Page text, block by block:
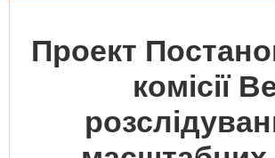
Проект
комісії